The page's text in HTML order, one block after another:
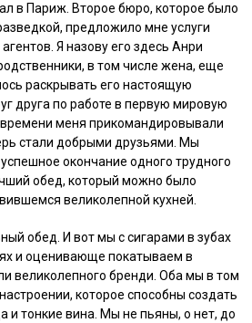
в Париж. Второе бюро, которое было
предложило мне услуги
Я назову его здесь Анри
в том числе жена, еще
раскрывать его настоящую
друга по работе в первую мировую
времени меня прикомандировывали
стали добрыми друзьями. Мы
окончание одного трудного
обед, который можно было
великолепной кухней.
обед. И вот мы с сигарами в зубах
и оценивающе покатываем в
великолепного бренди. Оба мы в том
которое способны создать
и тонкие вина. Мы не пьяны, о нет, до